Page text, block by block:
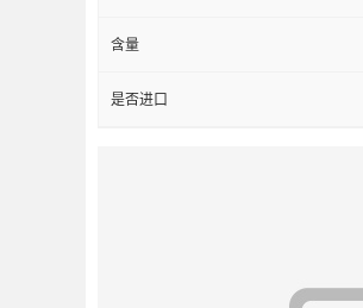
含量
是否进口